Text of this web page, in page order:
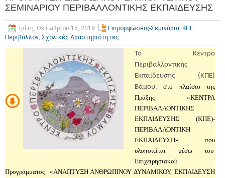
ΣΕΜΙΝΑΡΙΟΥ ΠΕΡΙΒΑΛΛΟΝΤΙΚΗΣ ΕΚΠΑΙΔΕΥΣΗΣ
Τρίτη, Οκτωβρίου 15, 2019 Επιμορφώσεις-Σεμινάρια, ΚΠΕ,
Περιβάλλον, Σχολικές Δραστηριότητες
Το Κέντρο
Περιβαλλοντικής
Εκπαίδευσης (ΚΠΕ)
Βάμου,στο πλαίσιο της
Πράξης «ΚΕΝΤΡΑ
ΠΕΡΙΒΑΛΛΟΝΤΙΚΗΣ
ΕΚΠΑΙΔΕΥΣΗΣ (ΚΠΕ)-
ΠΕΡΙΒΑΛΛΟΝΤΙΚΗ
ΕΚΠΑΙΔΕΥΣΗ» που
υλοποιείται μέσω του
Επιχειρησιακού
Προγράμματος «ΑΝΑΠΤΥΞΗ ΑΝΘΡΩΠΙΝΟΥ ΔΥΝΑΜΙΚΟΥ, ΕΚΠΑΙΔΕΥΣΗ